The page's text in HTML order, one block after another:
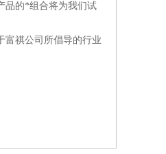
品的*组合将为我们试
祺公司所倡导的行业